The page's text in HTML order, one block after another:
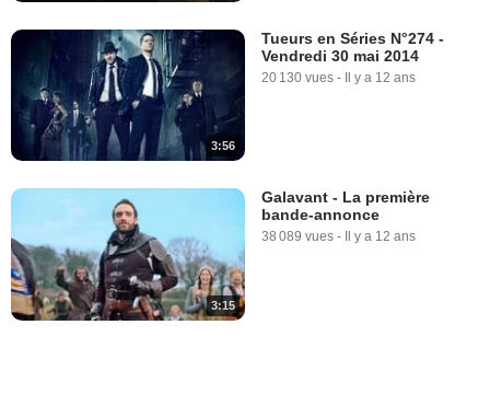
3:56
Tueurs en Séries N°274 -
Vendredi 30 mai 2014
20 130 vues - Il y a 12 ans
3:15
Galavant - La première
bande-annonce
38 089 vues - Il y a 12 ans